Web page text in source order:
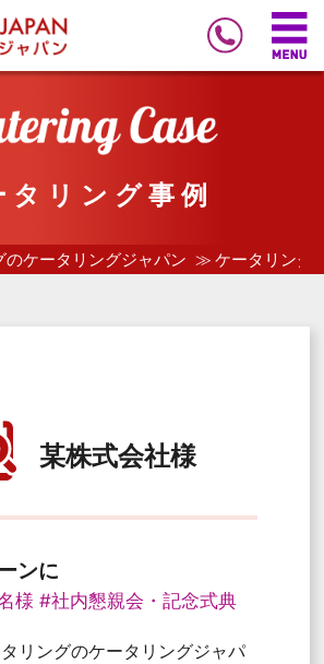
タリング事例
ケータリングジャパン ケータリング
某株式会社様
ンに
様 #社内懇親会・記念式典
リングのケータリングジャパ